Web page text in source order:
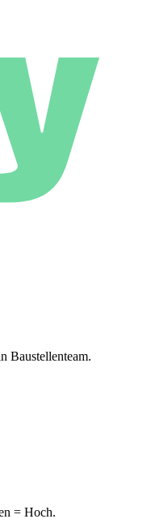
Baustellenteam.
= Hoch.